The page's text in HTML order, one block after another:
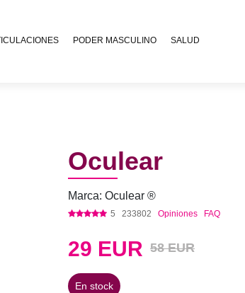
PODER MASCULINO SALUD
Oculear
Marca: Oculear ®
5 233802 Opiniones FAQ
29 EUR 58 EUR
En stock